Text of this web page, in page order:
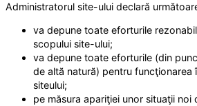
Administratorul site-ului declară
va depune toate eforturile
scopului site-ului;
va depune toate eforturile (din
de altă natură) pentru funcţionarea
siteului;
pe măsura apariţiei unor situaţii noi